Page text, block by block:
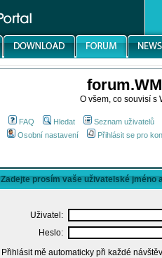
O všem, co souvisí s
FAQ Hledat Seznam uživatelů
Osobní nastavení
Přihlásit se pro
Zadejte prosím vaše uživatelské jméno
Uživatel:
Heslo:
Přihlásit mě automaticky při každé